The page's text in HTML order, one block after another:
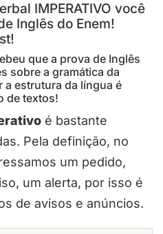
IMPERATIVO você
Inglês do Enem!
que a prova de Inglês
sobre a gramática da
a estrutura da língua é
de textos!
é bastante
Pela definição, no
um pedido,
um alerta, por isso é
de avisos e anúncios.